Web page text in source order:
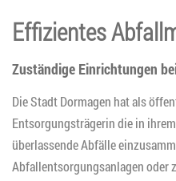
Effizientes
Zuständige Einrichtungen
Die Stadt Dormagen hat als
Entsorgungsträgerin die in
überlassende Abfälle
Abfallentsorgungsanlagen oder